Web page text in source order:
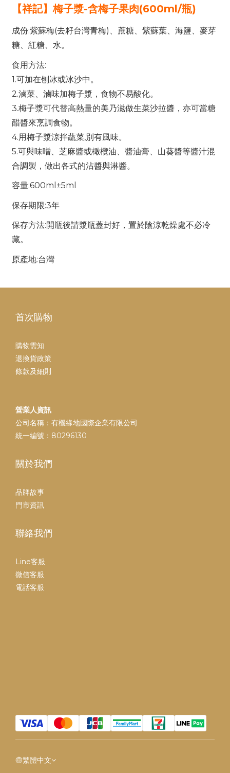
【祥記】梅子漿-含梅子果肉(600ml/瓶)
成份:紫蘇梅(去籽台灣青梅)、蔗糖、紫蘇葉、海鹽、麥芽
糖、紅糖、水。
食用方法:
1.可加在刨冰或冰沙中。
2.滷菜、滷味加梅子漿，食物不易酸化。
3.梅子漿可代替高熱量的美乃滋做生菜沙拉醬，亦可當糖
醋醬來烹調食物。
4.用梅子漿涼拌蔬菜,別有風味。
5.可與味噌、芝麻醬或橄欖油、醬油膏、山葵醬等醬汁混
合調製，做出各式的沾醬與淋醬。
容量:600ml±5ml
保存期限:3年
保存方法:開瓶後請漿瓶蓋封好，置於陰涼乾燥處不必冷
藏。
原產地:台灣
首次購物
購物需知
退換貨政策
條款及細則
營業人資訊
公司名稱：有機緣地國際企業有限公司
統一編號：80296130
關於我們
品牌故事
門市資訊
聯絡我們
Line客服
微信客服
電話客服
繁體中文